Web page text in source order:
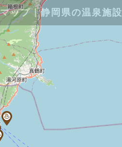
ップ｜静岡県の温泉施設